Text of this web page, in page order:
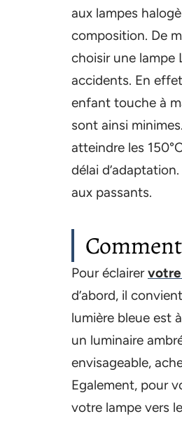
aux lampes
composition. De
choisir une lampe
accidents. En
enfant touche à
sont ainsi
atteindre les
délai
aux passants.
Pour éclairer
d’abord, il
lumière bleue est
un luminaire
envisageable,
Egalement, pour
votre lampe vers